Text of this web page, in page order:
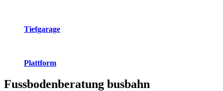
Tiefgarage
Plattform
Fussbodenberatung busbahn